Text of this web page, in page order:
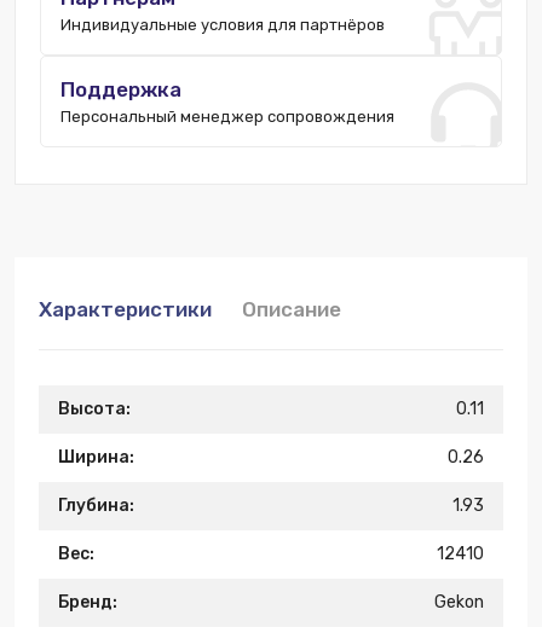
Индивидуальные условия для партнёров
Поддержка
Персональный менеджер сопровождения
Характеристики Описание
Высота: 0.11
Ширина: 0.26
Глубина: 1.93
Вес: 12410
Бренд: Gekon